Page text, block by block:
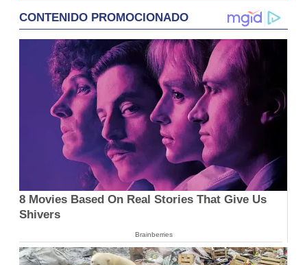
CONTENIDO PROMOCIONADO
8 Movies Based On Real Stories That Give Us
Shivers
Brainberries